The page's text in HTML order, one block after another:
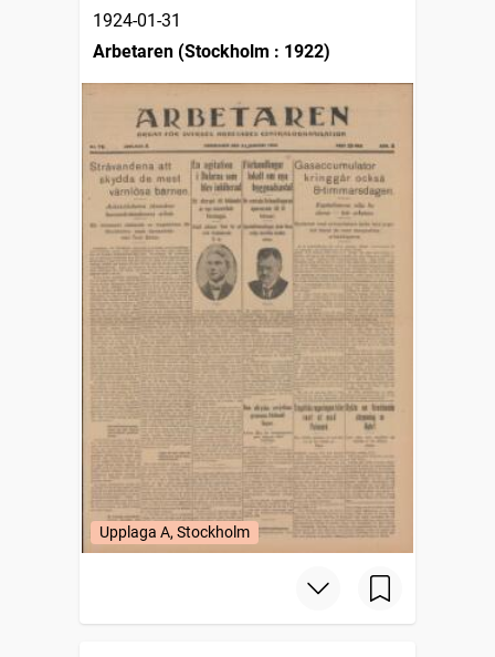
1924-01-31
Arbetaren (Stockholm : 1922)
Upplaga A, Stockholm